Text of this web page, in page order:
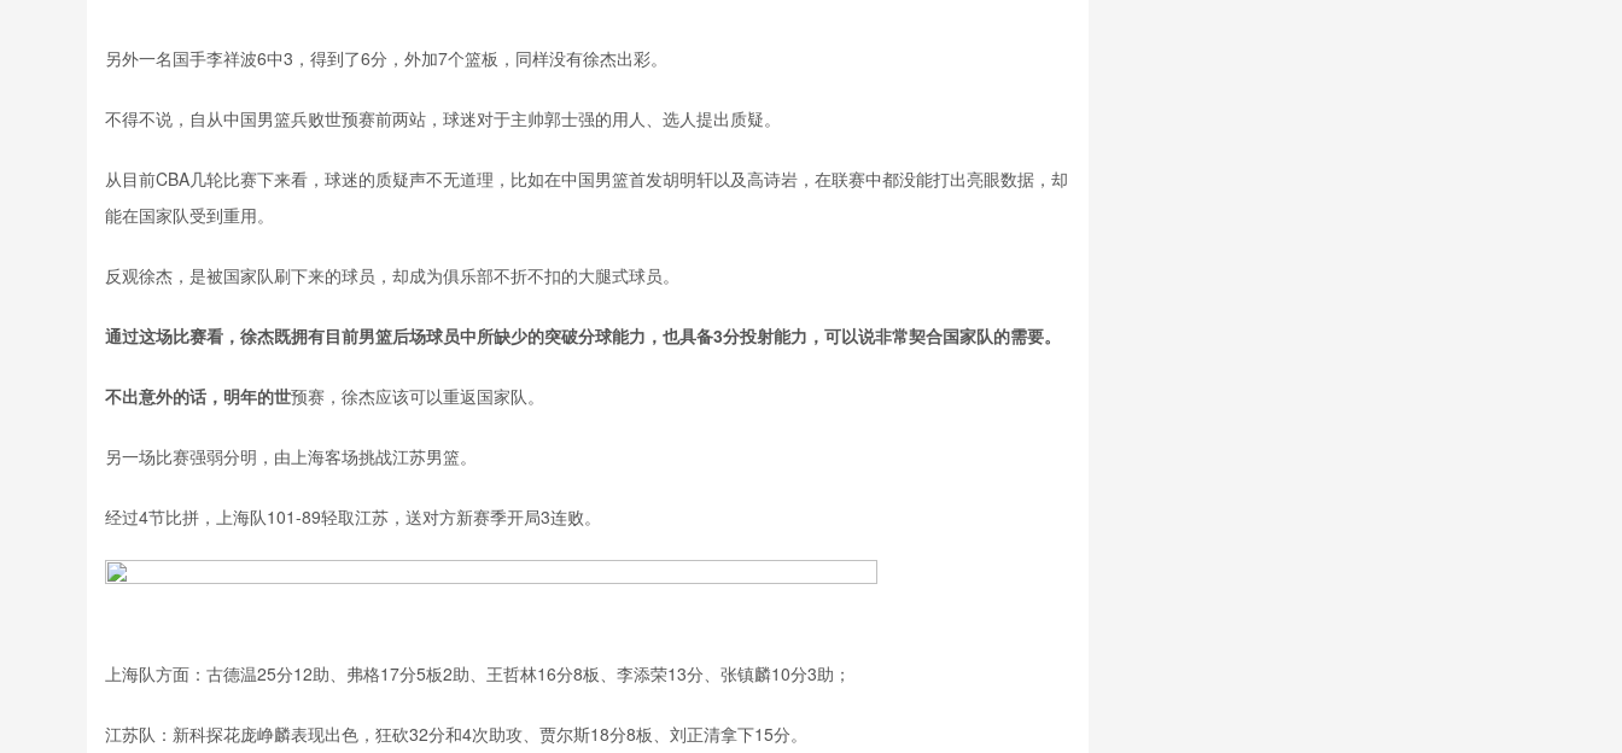
另外一名国手李祥波6中3，得到了6分，外加7个篮板，同样没有徐杰出彩。
不得不说，自从中国男篮兵败世预赛前两站，球迷对于主帅郭士强的用人、选人提出质疑。
从目前CBA几轮比赛下来看，球迷的质疑声不无道理，比如在中国男篮首发胡明轩以及高诗岩，在联赛中都没能打出亮眼数据，却
能在国家队受到重用。
反观徐杰，是被国家队刷下来的球员，却成为俱乐部不折不扣的大腿式球员。
通过这场比赛看，徐杰既拥有目前男篮后场球员中所缺少的突破分球能力，也具备3分投射能力，可以说非常契合国家队的需要。
不出意外的话，明年的世预赛，徐杰应该可以重返国家队。
另一场比赛强弱分明，由上海客场挑战江苏男篮。
经过4节比拼，上海队101-89轻取江苏，送对方新赛季开局3连败。
上海队方面：古德温25分12助、弗格17分5板2助、王哲林16分8板、李添荣13分、张镇麟10分3助；
江苏队：新科探花庞峥麟表现出色，狂砍32分和4次助攻、贾尔斯18分8板、刘正清拿下15分。